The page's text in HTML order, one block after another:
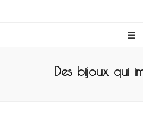
Des bijoux qui